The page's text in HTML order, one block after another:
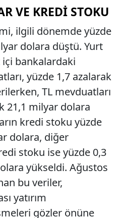
VE KREDI STOKU
ilgili dönemde yüzde
dolara düştü. Yurt
içi bankalardaki
yüzde 1,7 azalarak
TL mevduatları
21,1 milyar dolara
kredi stoku yüzde
dolara, diğer
stoku ise yüzde 0,3
yükseldi. Ağustos
bu veriler,
yatırım
gözler önüne